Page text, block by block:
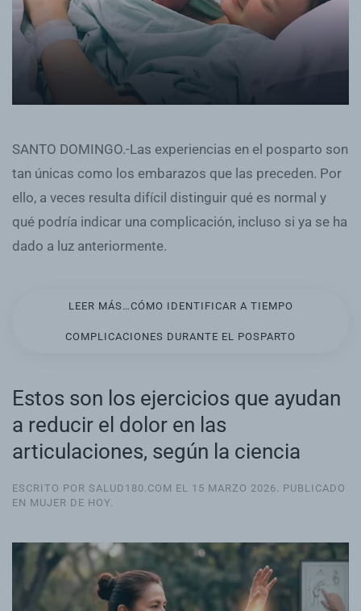
SANTO DOMINGO.-Las experiencias en el posparto son
tan únicas como los embarazos que las preceden. Por
ello, a veces resulta difícil distinguir qué es normal y
qué podría indicar una complicación, incluso si ya se ha
dado a luz anteriormente.
LEER MÁS…CÓMO IDENTIFICAR A TIEMPO
COMPLICACIONES DURANTE EL POSPARTO
Estos son los ejercicios que ayudan
a reducir el dolor en las
articulaciones, según la ciencia
ESCRITO POR SALUD180.COM EL 15 MARZO 2026. PUBLICADO
EN MUJER DE HOY.